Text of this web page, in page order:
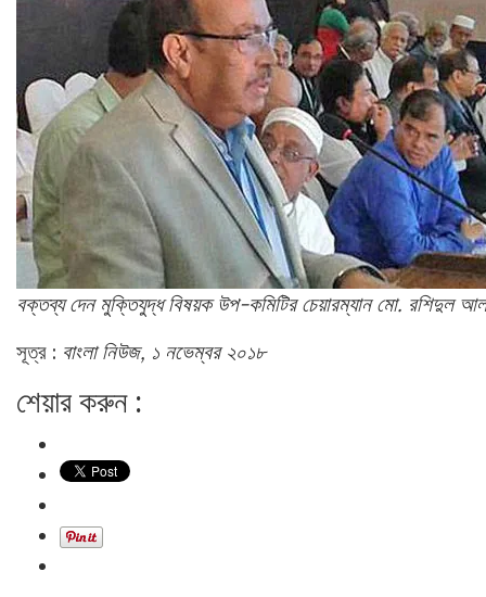
বক্তব্য দেন মুক্তিযুদ্ধ বিষয়ক উপ-কমিটির চেয়ারম্যান মো. রশিদুল
সূত্র : বাংলা নিউজ, ১ নভেম্বর ২০১৮
শেয়ার করুন :